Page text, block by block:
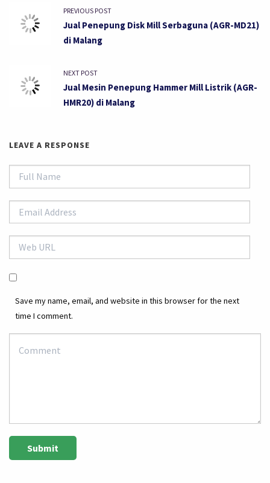
PREVIOUS POST
Jual Penepung Disk Mill Serbaguna (AGR-MD21)
di Malang
NEXT POST
Jual Mesin Penepung Hammer Mill Listrik (AGR-
HMR20) di Malang
LEAVE A RESPONSE
Save my name, email, and website in this browser for the next
time I comment.